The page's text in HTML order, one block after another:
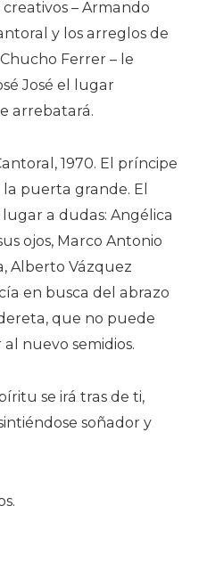
– Armando
y los arreglos de
Ferrer – le
José el lugar
arrebatará.
1970. El príncipe
puerta grande. El
a dudas: Angélica
ojos, Marco Antonio
Alberto Vázquez
en busca del abrazo
que no puede
nuevo semidios.
se irá tras de ti,
soñador y